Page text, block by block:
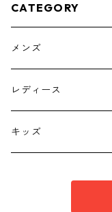
CATEGORY
メンズ
トップス
ボトムス
レディース
トップス
キッズ